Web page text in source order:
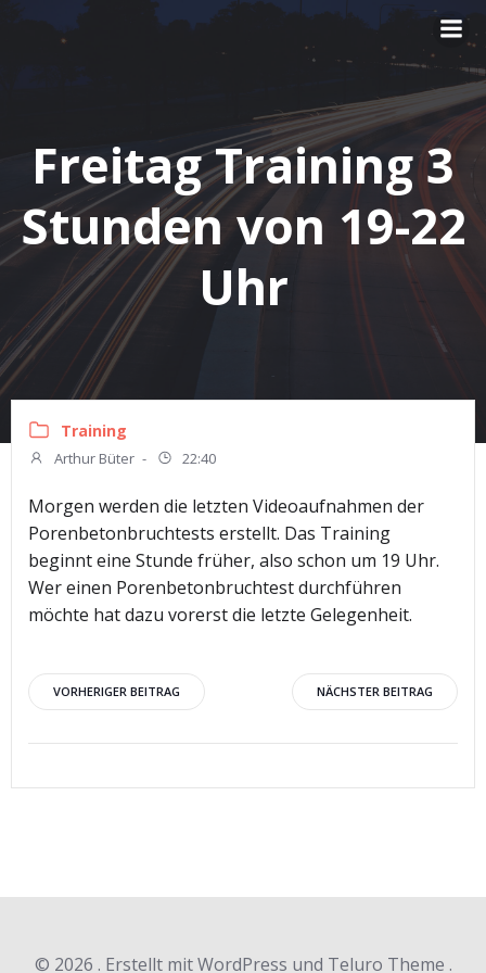
Zum
springen
Freitag Training 3
Stunden von 19-22
Uhr
Training
Arthur Büter - 22:40
Morgen werden die letzten Videoaufnahmen der
Porenbetonbruchtests erstellt. Das Training
beginnt eine Stunde früher, also schon um 19 Uhr.
Wer einen Porenbetonbruchtest durchführen
möchte hat dazu vorerst die letzte Gelegenheit.
Beitragsnavigation
VORHERIGER BEITRAG NÄCHSTER BEITRAG
© 2026 . Erstellt mit WordPress und Teluro Theme .